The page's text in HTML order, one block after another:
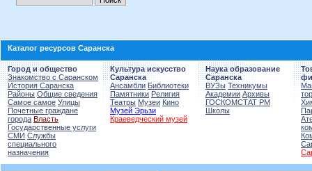
Каталог ресурсов Саранска
Город и общество
Знакомство с Саранском
История Саранска
Районы Общие сведения
Самое самое Улицы
Почетные граждане
города Власть
Государственные услуги
СМИ Службы
специального
назначения
Культура искусство
Саранска
Ансамбли Библиотеки
Памятники Религия
Театры Музеи Кино
Музей Эрьзи
Краеведческий музей
Наука образование
Саранска
ВУЗы Техникумы
Академии Архивы
ГОСКОМСТАТ РМ
Школы